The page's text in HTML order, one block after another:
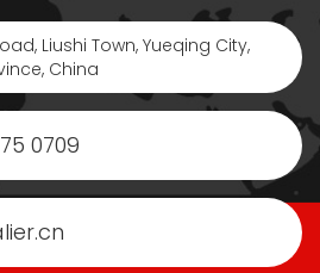
Liushi Town, Yueqing City,
China
0709